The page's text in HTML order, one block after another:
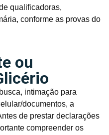
qualificadoras,
conforme as provas do
ou
intimação para
documentos, a
de prestar declarações
compreender os